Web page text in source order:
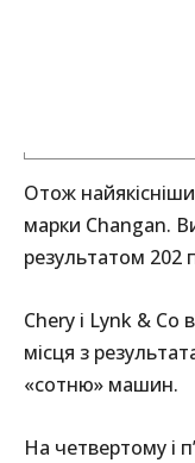
Отож
марки Changan.
результатом 202
Chery і Lynk & Co
місця з
«сотню» машин.
На четвертому і